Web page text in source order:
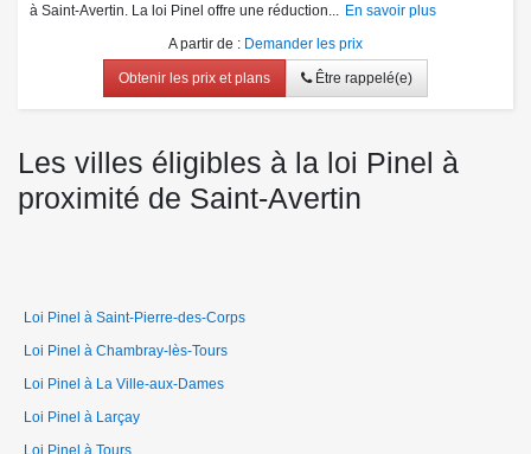
à Saint-Avertin. La loi Pinel offre une réduction...
En savoir plus
A partir de : Demander les prix
Obtenir les prix et plans Être rappelé(e)
Les villes éligibles à la loi Pinel à
proximité de Saint-Avertin
Loi Pinel à Saint-Pierre-des-Corps
Loi Pinel à Chambray-lès-Tours
Loi Pinel à La Ville-aux-Dames
Loi Pinel à Larçay
Loi Pinel à Tours